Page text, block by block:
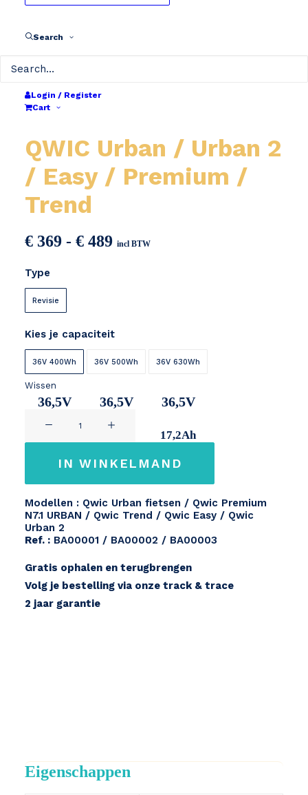
Search
Login / Register
Cart
QWIC Urban / Urban 2
/ Easy / Premium /
Trend
€ 369 - € 489Prijsklasse:
incl BTW
Type
Revisie
Kies je capaciteit
36V 400Wh
36,5V
36V 500Wh
36,5V
36V 630Wh
36,5V
17,2Ah
Wissen
/
Easy
/
Premium
Trend
IN WINKELMAND
Modellen : Qwic Urban fietsen / Qwic Premium
N7.1 URBAN / Qwic Trend / Qwic Easy / Qwic
Urban 2
Ref. : BA00001 / BA00002 / BA00003
Gratis ophalen en terugbrengen
Volg je bestelling via onze track & trace
2 jaar garantie
Eigenschappen